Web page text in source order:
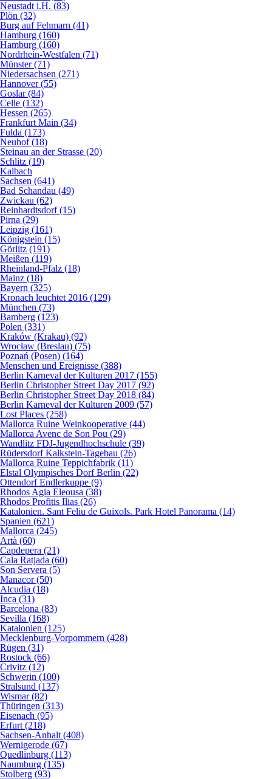
Neustadt i.H. (83)
Plön (32)
Burg auf Fehmarn (41)
Hamburg (160)
Hamburg (160)
Nordrhein-Westfalen (71)
Münster (71)
Niedersachsen (271)
Hannover (55)
Goslar (84)
Celle (132)
Hessen (265)
Frankfurt Main (34)
Fulda (173)
Neuhof (18)
Steinau an der Strasse (20)
Schlitz (19)
Kalbach
Sachsen (641)
Bad Schandau (49)
Zwickau (62)
Reinhardtsdorf (15)
Pirna (29)
Leipzig (161)
Königstein (15)
Görlitz (191)
Meißen (119)
Rheinland-Pfalz (18)
Mainz (18)
Bayern (325)
Kronach leuchtet 2016 (129)
München (73)
Bamberg (123)
Polen (331)
Kraków (Krakau) (92)
Wrocław (Breslau) (75)
Poznań (Posen) (164)
Menschen und Ereignisse (388)
Berlin Karneval der Kulturen 2017 (155)
Berlin Christopher Street Day 2017 (92)
Berlin Christopher Street Day 2018 (84)
Berlin Karneval der Kulturen 2009 (57)
Lost Places (258)
Mallorca Ruine Weinkooperative (44)
Mallorca Avenc de Son Pou (29)
Wandlitz FDJ-Jugendhochschule (39)
Rüdersdorf Kalkstein-Tagebau (26)
Mallorca Ruine Teppichfabrik (11)
Elstal Olympisches Dorf Berlin (22)
Ottendorf Endlerkuppe (9)
Rhodos Agia Eleousa (38)
Rhodos Profitis Ilias (26)
Katalonien. Sant Feliu de Guixols. Park Hotel Panorama (14)
Spanien (621)
Mallorca (245)
Artà (60)
Capdepera (21)
Cala Ratjada (60)
Son Servera (5)
Manacor (50)
Alcudia (18)
Inca (31)
Barcelona (83)
Sevilla (168)
Katalonien (125)
Mecklenburg-Vorpommern (428)
Rügen (31)
Rostock (66)
Crivitz (12)
Schwerin (100)
Stralsund (137)
Wismar (82)
Thüringen (313)
Eisenach (95)
Erfurt (218)
Sachsen-Anhalt (408)
Wernigerode (67)
Quedlinburg (113)
Naumburg (135)
Stolberg (93)